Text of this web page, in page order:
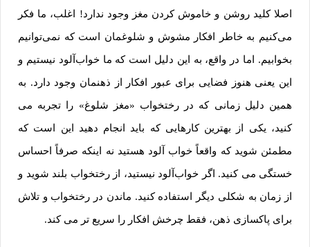
اصلا کلید روشن و خاموش کردن مغز وجود ندارد! اغلب، ما فکر
می‌کنیم به خاطر افکار مشوش و شلوغمان است که نمی‌توانیم
بخوابیم. اما در واقع، به این دلیل است که ما خواب‌آلود نیستیم و
این یعنی هنوز فضایی برای عبور افکار از ذهنمان وجود دارد. به
همین دلیل زمانی که در رختخواب «مغز شلوغ» را تجربه می
کنید، یکی از بهترین کارهایی که باید انجام دهید این است که
مطمئن شوید که واقعاً خواب آلود هستید نه اینکه صرفاً احساس
خستگی می کنید. اگر خواب‌آلود نیستید، از رختخواب بلند شوید و
از زمان به شکلی دیگر استفاده کنید. ماندن در رختخواب و تلاش
برای پاکسازی ذهن، فقط چرخش افکار را سریع تر می کند.